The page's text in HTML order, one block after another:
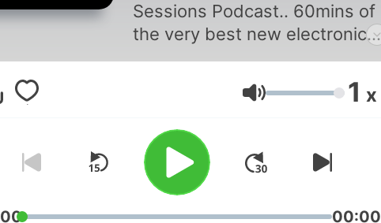
Sessions Podcast.. 60mins of
the very best new electronic
music from around the world,
hand-picked and hosted by
Grammy award-winning
producer and DJ Paul Van Dyk.
For more info about the
globally syndicated show visit
www.paulvandyk.com
Volumen 1 x
00:00